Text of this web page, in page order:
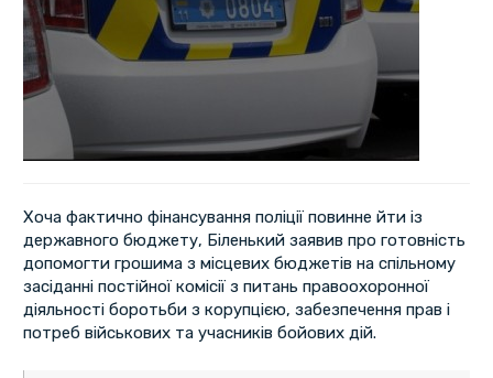
Хоча фактично фінансування поліції повинне йти із
державного бюджету, Біленький заявив про готовність
допомогти грошима з місцевих бюджетів на спільному
засіданні постійної комісії з питань правоохоронної
діяльності боротьби з корупцією, забезпечення прав і
потреб військових та учасників бойових дій.